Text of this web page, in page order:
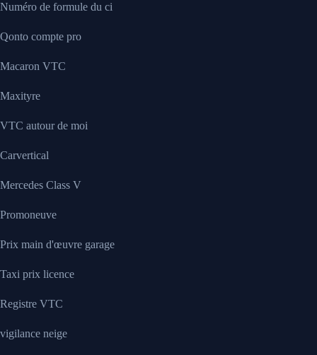
Numéro de formule du ci
Qonto compte pro
Macaron VTC
Maxityre
VTC autour de moi
Carvertical
Mercedes Class V
Promoneuve
Prix main d'œuvre garage
Taxi prix licence
Registre VTC
vigilance neige